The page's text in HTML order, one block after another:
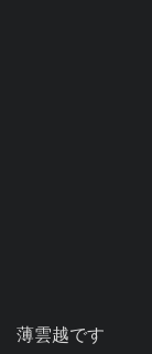
薄雲越です